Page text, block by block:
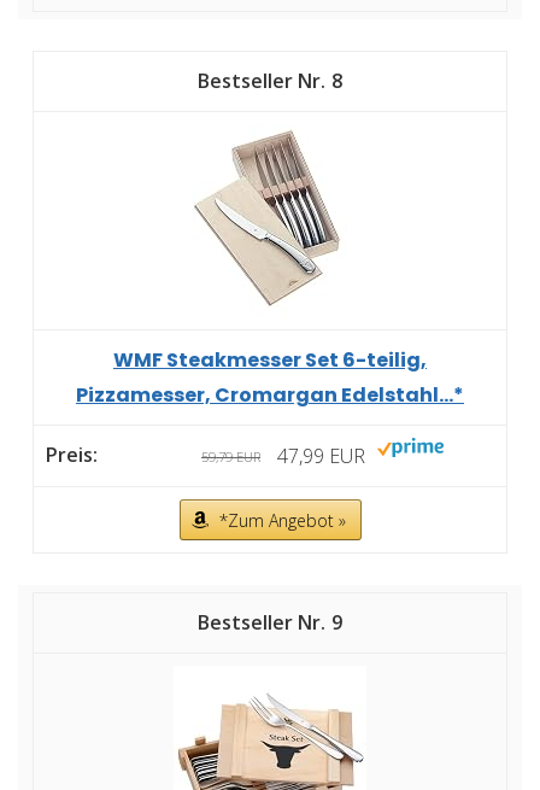
8
WMF Steakmesser Set 6-teilig,
Pizzamesser, Cromargan Edelstahl...*
59,79 EUR 47,99 EUR
*Zum Angebot »
9